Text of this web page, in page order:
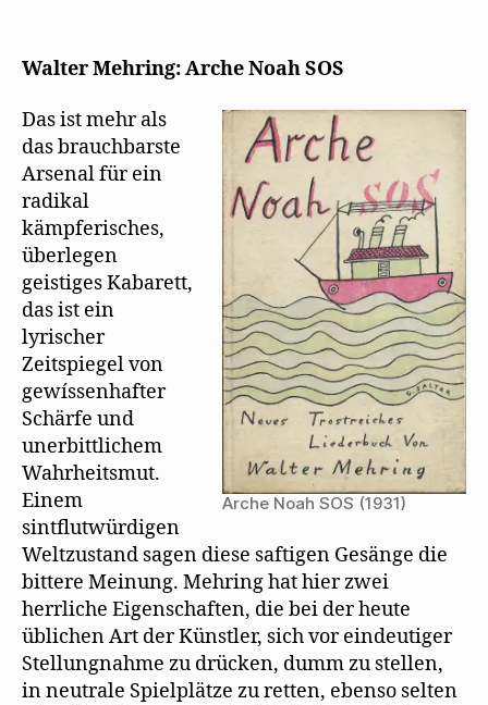
Neiße
„Arche
Noah
SOS“
Walter Mehring: Arche Noah SOS
Arche Noah SOS (1931)
Das ist mehr als
das brauchbarste
Arsenal für ein
radikal
kämpferisches,
überlegen
geistiges Kabarett,
das ist ein
lyrischer
Zeitspiegel von
gewíssenhafter
Schärfe und
unerbittlichem
Wahrheitsmut.
Einem
sintflutwürdigen
Weltzustand sagen diese saftigen Gesänge die
bittere Meinung. Mehring hat hier zwei
herrliche Eigenschaften, die bei der heute
üblichen Art der Künstler, sich vor eindeutiger
Stellungnahme zu drücken, dumm zu stellen,
in neutrale Spielplätze zu retten, ebenso selten